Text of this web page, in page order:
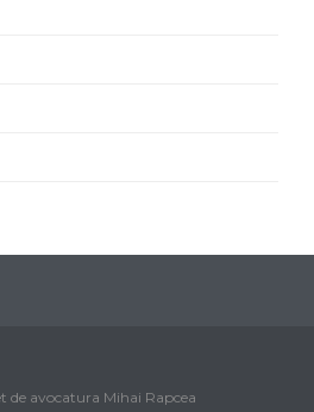
de avocatura Mihai Rapcea